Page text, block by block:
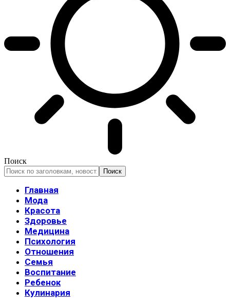
Поиск
Главная
Мода
Красота
Здоровье
Медицина
Психология
Отношения
Семья
Воспитание
Ребенок
Кулинария